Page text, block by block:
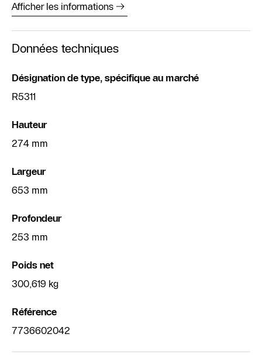
Afficher les informations
Données techniques
Désignation de type, spécifique au marché
R5311
Hauteur
274 mm
Largeur
653 mm
Profondeur
253 mm
Poids net
300,619 kg
Référence
7736602042